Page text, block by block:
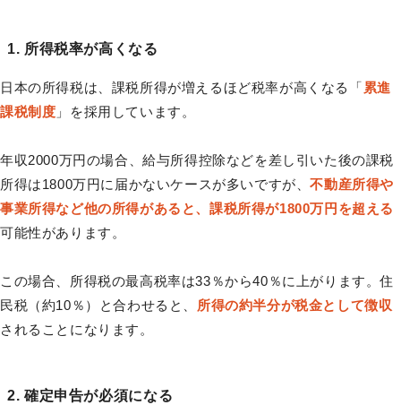
1. 所得税率が高くなる
日本の所得税は、課税所得が増えるほど税率が高くなる「 累進
課税制度 」を採用しています。
年収2000万円の場合、給与所得控除などを差し引いた後の課税
所得は1800万円に届かないケースが多いですが、不動産所得や
事業所得など他の所得があると、課税所得が1800万円を超える
可能性があります。
この場合、所得税の最高税率は33％から40％に上がります。住
民税（約10％）と合わせると、 所得の約半分が税金として徴収
されることになります。
2. 確定申告が必須になる